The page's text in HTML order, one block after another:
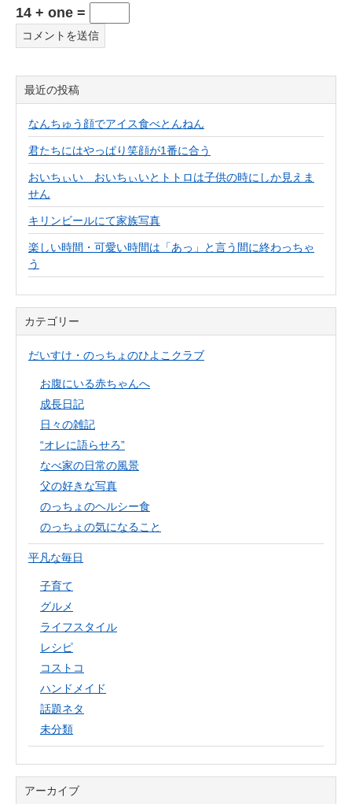
14 + one =
最近の投稿
なんちゅう顔でアイス食べとんねん
君たちにはやっぱり笑顔が1番に合う
おいちぃい おいちぃいとトトロは子供の時にしか見えま
せん
キリンビールにて家族写真
楽しい時間・可愛い時間は「あっ」と言う間に終わっちゃ
う
カテゴリー
だいすけ・のっちょのひよこクラブ
お腹にいる赤ちゃんへ
成長日記
日々の雑記
“オレに語らせろ”
なべ家の日常の風景
父の好きな写真
のっちょのヘルシー食
のっちょの気になること
平凡な毎日
子育て
グルメ
ライフスタイル
レシピ
コストコ
ハンドメイド
話題ネタ
未分類
アーカイブ